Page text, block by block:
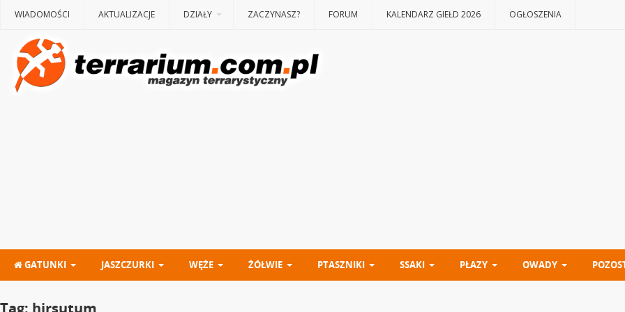
WIADOMOŚCI AKTUALIZACJE DZIAŁY ZACZYNASZ? FORUM KALENDARZ GIEŁD 2026 OGŁOSZENIA
GATUNKI JASZCZURKI WĘŻE ŻÓŁWIE PTASZNIKI SSAKI PŁAZY OWADY
Tag: hirsutum